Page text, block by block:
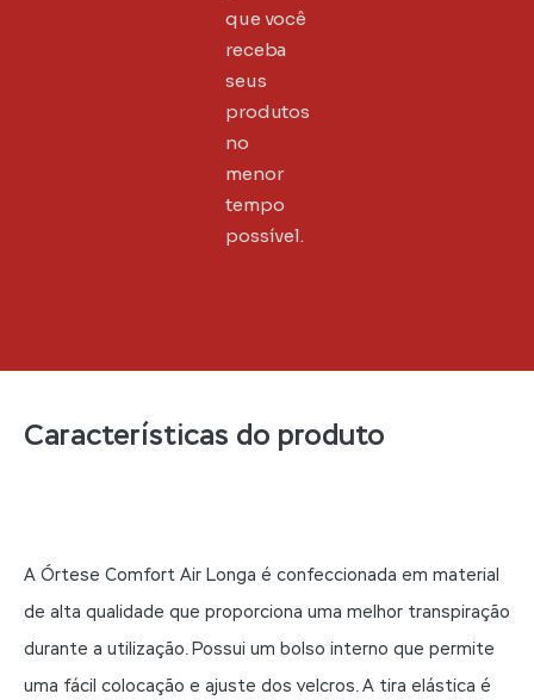
que você
receba
seus
produtos
no
menor
tempo
possível.
Características do produto
A Órtese Comfort Air Longa é confeccionada em material
de alta qualidade que proporciona uma melhor transpiração
durante a utilização. Possui um bolso interno que permite
uma fácil colocação e ajuste dos velcros. A tira elástica é